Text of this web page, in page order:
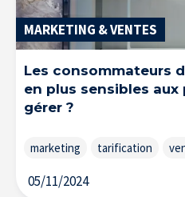
MARKETING & VENTES
Les consommateurs
en plus sensibles
gérer ?
marketing tarification
05/11/2024